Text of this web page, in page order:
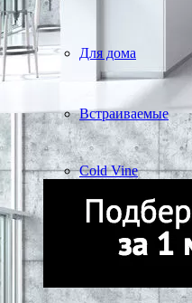
Для дома
Встраиваемые
Cold Vine